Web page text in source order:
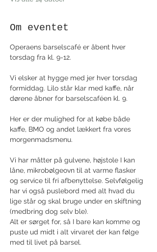
Om eventet
Operaens barselscafé er åbent hver
torsdag fra kl. 9-12.
Vi elsker at hygge med jer hver torsdag
formiddag. Lilo står klar med kaffe, når
dørene åbner for barselscaféen kl. 9.
Her er der mulighed for at købe både
kaffe, BMO og andet lækkert fra vores
morgenmadsmenu.
Vi har måtter på gulvene, højstole I kan
låne, mikrobølgeovn til at varme flasker
og service til fri afbenyttelse. Selvfølgelig
har vi også puslebord med alt hvad du
lige står og skal bruge under en skiftning
(medbring dog selv ble).
Alt er sørget for, så I bare kan komme og
puste ud midt i alt virvaret der kan følge
med til livet på barsel.